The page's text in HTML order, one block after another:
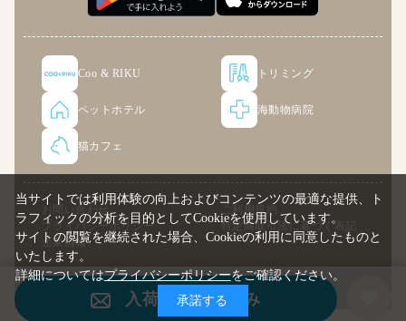
入荷案内申し込み
Coo & RIKU トリミング
ペットホテル 海動物病院
猫カフェ
お問い合わせ
ご利用規約
プライバシーポリシー
特定商取引法に基づく表記
企業情報
© COO PREMIUM ONLINE
当サイトでは利用体験の向上およびコンテンツの最適な提供、ト
ラフィックの分析を目的としてCookieを使用しています。
サイトの閲覧を継続された場合、Cookieの利用に同意したものと
いたします。
詳細についてはプライバシーポリシーをご確認ください。
承諾する